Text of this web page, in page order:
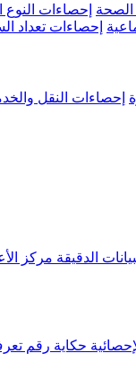
الصحة إحصاءات النوع
إحصاءات تعداد
إحصاءات النقل
الدقيقة مركز
حكاية رقم